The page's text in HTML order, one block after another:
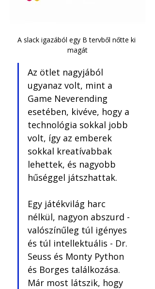
A slack igazából egy B tervből nőtte ki
magát
Az ötlet nagyjából
ugyanaz volt, mint a
Game Neverending
esetében, kivéve, hogy a
technológia sokkal jobb
volt, így az emberek
sokkal kreatívabbak
lehettek, és nagyobb
hűséggel játszhattak.
Egy játékvilág harc
nélkül, nagyon abszurd -
valószínűleg túl igényes
és túl intellektuális - Dr.
Seuss és Monty Python
és Borges találkozása.
Már most látszik, hogy